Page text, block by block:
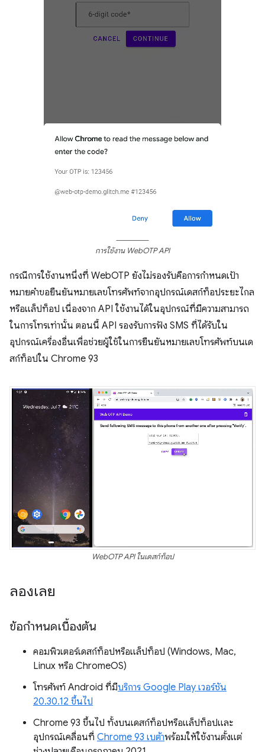
การใช้งาน WebOTP API
กรณีการใช้งานหนึ่งที่ WebOTP ยังไม่รองรับคือการกําหนดเป้า
หมายคําขอยืนยันหมายเลขโทรศัพท์จากอุปกรณ์เดสก์ท็อประยะไกล
หรือแล็ปท็อป เนื่องจาก API ใช้งานได้ในอุปกรณ์ที่มีความสามารถ
ในการโทรเท่านั้น ตอนนี้ API รองรับการฟัง SMS ที่ได้รับใน
อุปกรณ์เครื่องอื่นเพื่อช่วยผู้ใช้ในการยืนยันหมายเลขโทรศัพท์บนเด
สก์ท็อปใน Chrome 93
WebOTP API ในเดสก์ท็อป
ลองเลย
ข้อกำหนดเบื้องต้น
คอมพิวเตอร์เดสก์ท็อปหรือแล็ปท็อป (Windows, Mac,
Linux หรือ ChromeOS)
โทรศัพท์ Android ที่มีบริการ Google Play เวอร์ชัน
20.30.12 ขึ้นไป
Chrome 93 ขึ้นไป ทั้งบนเดสก์ท็อปหรือแล็ปท็อปและ
อุปกรณ์เคลื่อนที่ Chrome 93 เบต้าพร้อมให้ใช้งานตั้งแต่